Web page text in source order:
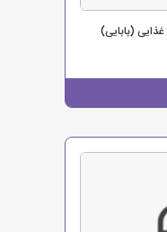
(بابایی)